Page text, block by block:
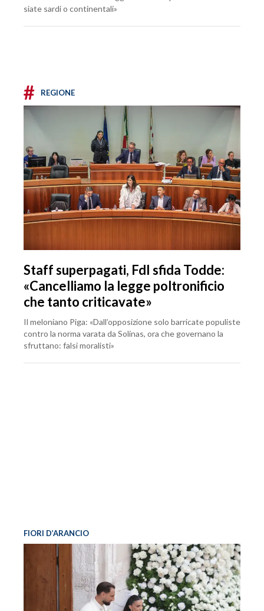
siate sardi o continentali»
# REGIONE
Staff superpagati, FdI sfida Todde:
«Cancelliamo la legge poltronificio
che tanto criticavate»
Il meloniano Piga: «Dall’opposizione solo barricate populiste
contro la norma varata da Solinas, ora che governano la
sfruttano: falsi moralisti»
FIORI D’ARANCIO